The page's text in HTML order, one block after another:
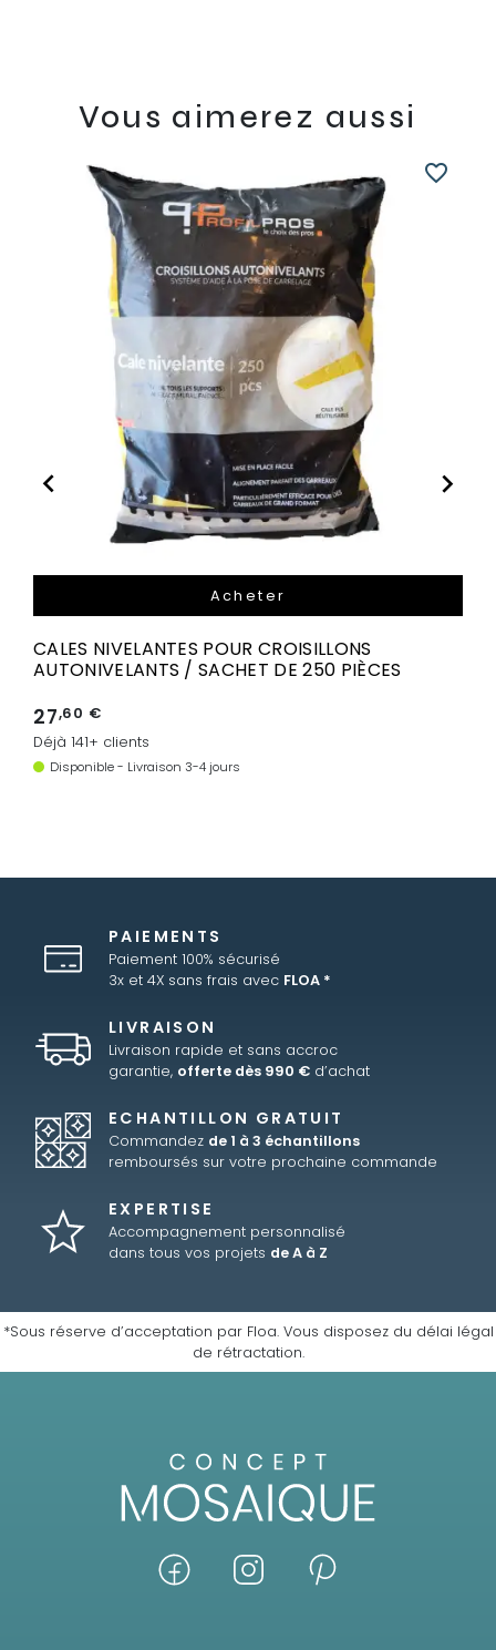
Vous aimerez aussi

Acheter
favorite_border
CALES NIVELANTES POUR CROISILLONS
AUTONIVELANTS / SACHET DE 250 PIÈCES
27,60 €
Déjà 141+ clients
Disponible - Livraison 3-4 jours

PAIEMENTS
Paiement 100% sécurisé
3x et 4X sans frais avec FLOA *
LIVRAISON
Livraison rapide et sans accroc
garantie, offerte dès 990 € d’achat
ECHANTILLON GRATUIT
Commandez de 1 à 3 échantillons
remboursés sur votre prochaine commande
EXPERTISE
Accompagnement personnalisé
dans tous vos projets de A à Z
*Sous réserve d’acceptation par Floa. Vous disposez du délai légal
de rétractation.